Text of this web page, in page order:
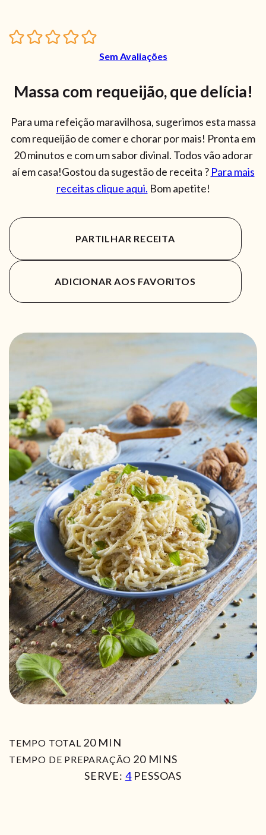
Sem Avaliações
Massa com requeijão, que delícia!
Para uma refeição maravilhosa, sugerimos esta massa
com requeijão de comer e chorar por mais! Pronta em
20 minutos e com um sabor divinal. Todos vão adorar
aí em casa!Gostou da sugestão de receita ? Para mais
receitas clique aqui. Bom apetite!
PARTILHAR RECEITA
ADICIONAR AOS FAVORITOS
TEMPO TOTAL 20MIN
MIN
TEMPO DE PREPARAÇÃO 20MIN
MINS
SERVE: 4 PESSOAS